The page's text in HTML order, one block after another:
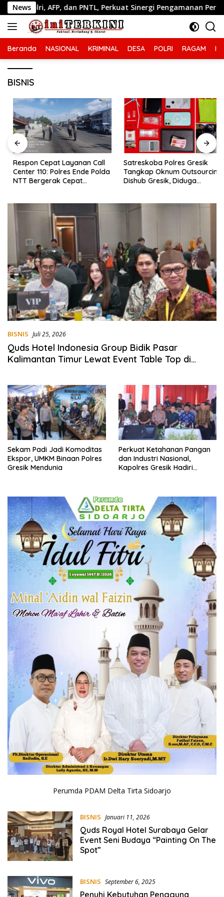
Langsung
ke
konten
News
dan PNTL, Perkuat Sinergi Pengamanan Perbatasan
Beranda NASIONAL KRIMINAL DESA POLRI RAGAM
BISNIS
Respon Cepat Layanan Call
Center 110: Polres Ende Polda
NTT Bergerak Cepat
Satreskoba Polres Gresik
Tangkap Oknum Outsourcing
Dishub Gresik, Diduga
BISNIS Juli 25, 2026
Quds Hotel Indonesia Group Bidik Pasar
Kalimantan Timur Lewat Event Table Top di
Sekam Padi Jadi Komoditas
Ekspor, UMKM Binaan Polres
Gresik Mendunia
Perkuat Ketahanan Pangan
dan Industri Nasional,
Kapolres Gresik Hadiri
Blasting Perkasa
Perumda PDAM Delta Tirta Sidoarjo
BISNIS Januari 11, 2026
Quds Royal Hotel Surabaya Gelar
Event Seni Budaya “Painting On The
Spot”
BISNIS September 6, 2025
Penuhi Kebutuhan Pengguna